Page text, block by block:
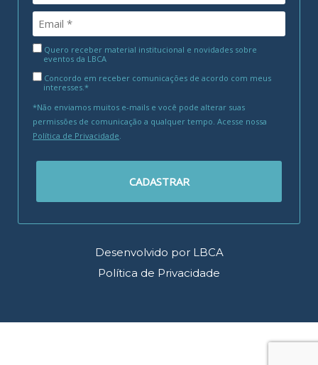
Quero receber material institucional e novidades sobre
eventos da LBCA
Concordo em receber comunicações de acordo com meus
interesses.*
*Não enviamos muitos e-mails e você pode alterar suas
permissões de comunicação a qualquer tempo. Acesse nossa
Política de Privacidade.
CADASTRAR
Desenvolvido por LBCA
Política de Privacidade